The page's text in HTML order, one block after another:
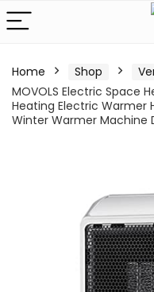
Home Shop
MOVOLS Electric Space
Heating Electric Warmer
Winter Warmer Machine